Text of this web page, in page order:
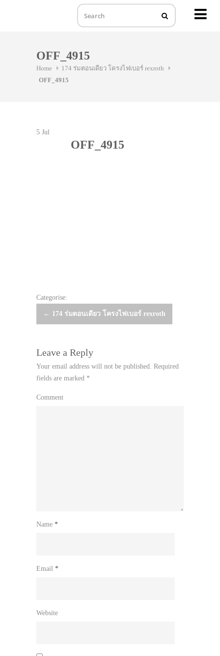
OFF_4915
Home
174 ร่มตอนเดียว โครงไฟเบอร์ rexroth
OFF_4915
5 Jul
OFF_4915
Categorise:
Post
← 174 ร่มตอนเดียว โครงไฟเบอร์ rexroth
Leave a Reply
Your email address will not be published. Required
fields are marked *
Comment
Name *
Email *
Website